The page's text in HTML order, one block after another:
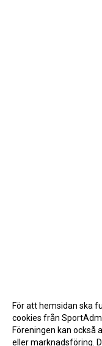
För att hemsidan ska
cookies från
Föreningen kan också
eller marknadsföring.